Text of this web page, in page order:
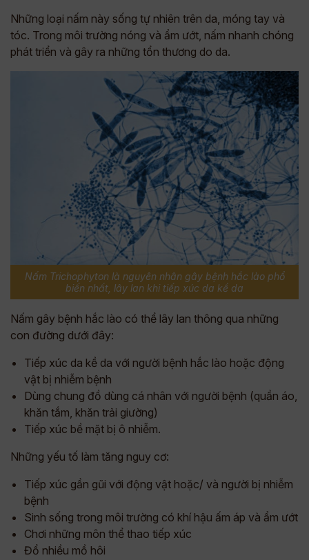
Những loại nấm này sống tự nhiên trên da, móng tay và
tóc. Trong môi trường nóng và ẩm ướt, nấm nhanh chóng
phát triển và gây ra những tổn thương do da.
Nấm Trichophyton là nguyên nhân gây bệnh hắc lào phổ
biến nhất, lây lan khi tiếp xúc da kề da
Nấm gây bệnh hắc lào có thể lây lan thông qua những
con đường dưới đây:
Tiếp xúc da kề da với người bệnh hắc lào hoặc động
vật bị nhiễm bệnh
Dùng chung đồ dùng cá nhân với người bệnh (quần áo,
khăn tắm, khăn trải giường)
Tiếp xúc bề mặt bị ô nhiễm.
Những yếu tố làm tăng nguy cơ:
Tiếp xúc gần gũi với động vật hoặc/ và người bị nhiễm
bệnh
Sinh sống trong môi trường có khí hậu ấm áp và ẩm ướt
Chơi những môn thể thao tiếp xúc
Đổ nhiều mồ hôi